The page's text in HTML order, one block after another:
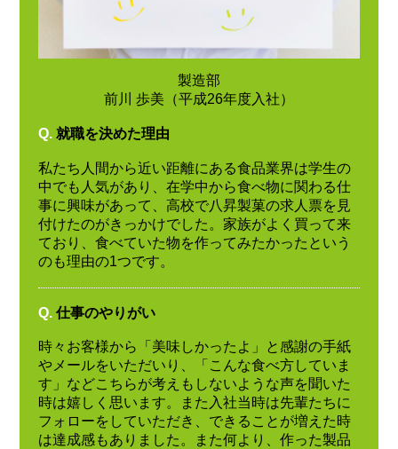
製造部
前川 歩美（平成26年度入社）
Q. 就職を決めた理由
私たち人間から近い距離にある食品業界は学生の
中でも人気があり、在学中から食べ物に関わる仕
事に興味があって、高校で八昇製菓の求人票を見
付けたのがきっかけでした。家族がよく買って来
ており、食べていた物を作ってみたかったという
のも理由の1つです。
Q. 仕事のやりがい
時々お客様から「美味しかったよ」と感謝の手紙
やメールをいただいり、「こんな食べ方していま
す」などこちらが考えもしないような声を聞いた
時は嬉しく思います。また入社当時は先輩たちに
フォローをしていただき、できることが増えた時
は達成感もありました。また何より、作った製品